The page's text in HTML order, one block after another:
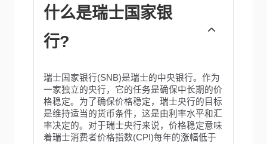
什么是瑞士国家银
行?
瑞士国家银行(SNB)是瑞士的中央银行。作为
一家独立的央行，它的任务是确保中长期的价
格稳定。为了确保价格稳定，瑞士央行的目标
是维持适当的货币条件，这是由利率水平和汇
率决定的。对于瑞士央行来说，价格稳定意味
着瑞士消费者价格指数(CPI)每年的涨幅低于